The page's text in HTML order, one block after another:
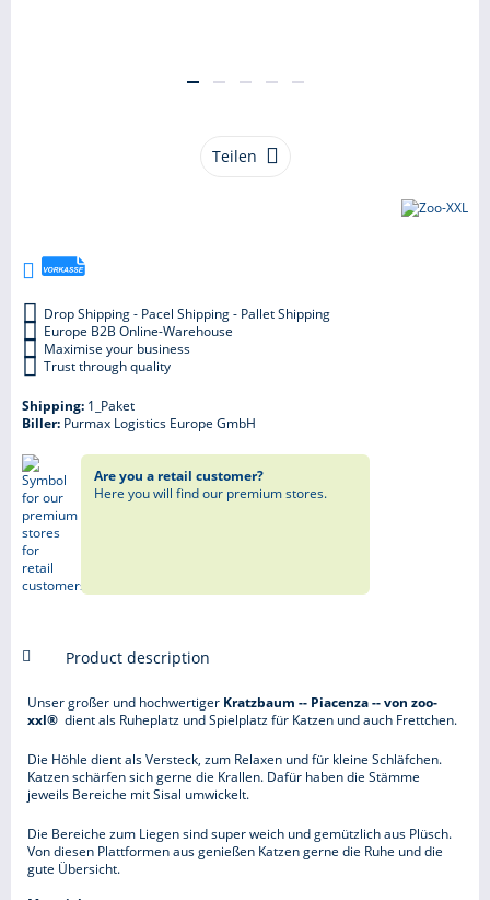
Teilen
Drop Shipping - Pacel Shipping - Pallet Shipping
Europe B2B Online-Warehouse
Maximise your business
Trust through quality
Shipping: 1_Paket
Biller: Purmax Logistics Europe GmbH
Are you a retail customer?
Here you will find our premium stores.
Product description
Unser großer und hochwertiger Kratzbaum -- Piacenza -- von zoo-
xxl® dient als Ruheplatz und Spielplatz für Katzen und auch Frettchen.
Die Höhle dient als Versteck, zum Relaxen und für kleine Schläfchen.
Katzen schärfen sich gerne die Krallen. Dafür haben die Stämme
jeweils Bereiche mit Sisal umwickelt.
Die Bereiche zum Liegen sind super weich und gemützlich aus Plüsch.
Von diesen Plattformen aus genießen Katzen gerne die Ruhe und die
gute Übersicht.